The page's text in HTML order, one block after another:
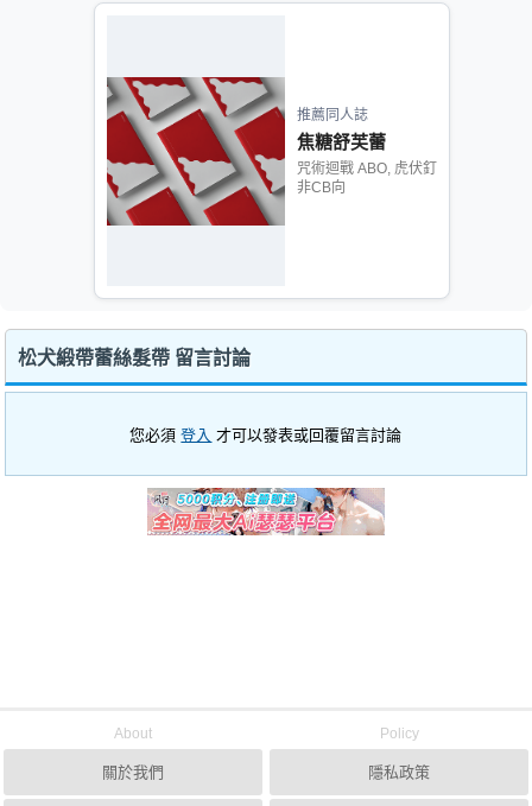
推薦同人誌
焦糖舒芙蕾
咒術迴戰 ABO, 虎伏釘
非CB向
松犬緞帶蕾絲髮帶 留言討論
您必須登入 才可以發表或回覆留言討論
About
關於我們
Policy
隱私政策